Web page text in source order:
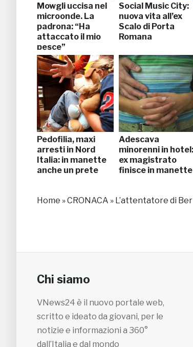
Mowgli uccisa nel
microonde. La
padrona: “Ha
attaccato il mio
pesce”
Social Music City:
nuova vita all’ex
Scalo di Porta
Romana
Pedofilia, maxi
arresti in Nord
Italia: in manette
anche un prete
Adescava
minorenni in hotel:
ex magistrato
finisce in manette
Home »CRONACA » L’attentatore di
Chi siamo
VNews24 è il nuovo portale web,
scritto e ideato da giovani, per le
notizie e informazioni a 360°
dall’Italia e dal mondo